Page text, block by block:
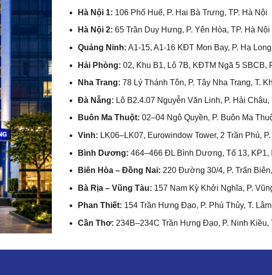
Hà Nội 1: 106 Phố Huế, P. Hai Bà Trưng, TP. Hà Nội
Hà Nội 2: 65 Trần Duy Hưng, P. Yên Hòa, TP. Hà Nội
Quảng Ninh: A1-15, A1-16 KĐT Mon Bay, P. Hạ
Hải Phòng: 02, Khu B1, Lô 7B, KĐTM Ngã 5 SBCB,
Nha Trang: 78 Lý Thánh Tôn, P. Tây Nha Trang, T.
Đà Nẵng: Lô B2.4.07 Nguyễn Văn Linh, P. Hải
Buôn Ma Thuột: 02–04 Ngô Quyền, P. Buôn Ma
Vinh: LK06–LK07, Eurowindow Tower, 2 Trần Phú,
Bình Dương: 464–466 ĐL Bình Dương, Tổ 13, KP1,
Biên Hòa – Đồng Nai: 220 Đường 30/4, P. Trấn
Bà Rịa – Vũng Tàu: 157 Nam Kỳ Khởi Nghĩa, P.
Phan Thiết: 154 Trần Hưng Đạo, P. Phú Thủy, T.
Cần Thơ: 234B–234C Trần Hưng Đạo, P. Ninh Kiều,